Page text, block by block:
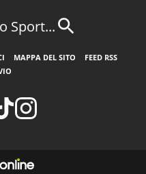
Sport...
MAPPA DEL SITO
FEED RSS